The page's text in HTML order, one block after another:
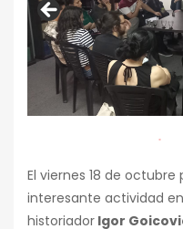
El viernes 18 de
interesante actividad en
historiador Igor